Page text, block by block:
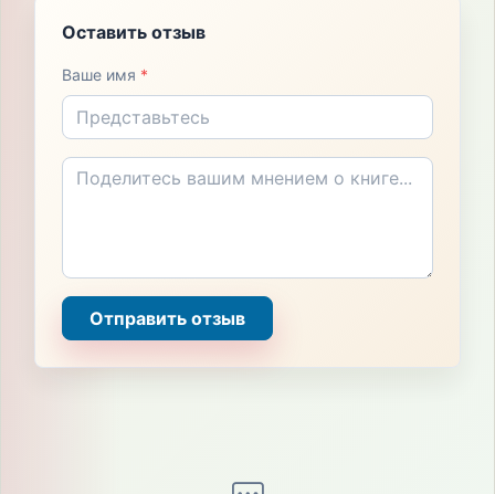
Оставить отзыв
Ваше имя *
Отправить отзыв